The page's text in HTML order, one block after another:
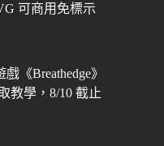
可商用免標示
《Breathedge》
教學，8/10 截止